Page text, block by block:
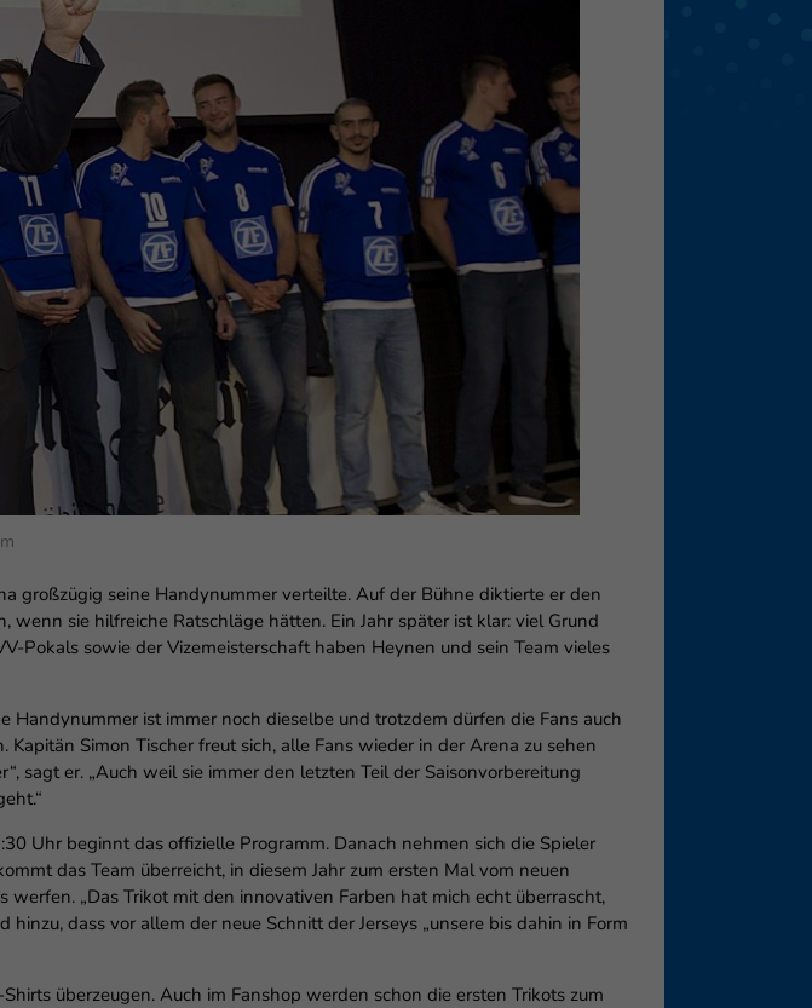
großzügig seine Handynummer verteilte. Auf der Bühne diktierte er den
sie hilfreiche Ratschläge hätten. Ein Jahr später ist klar: viel Grund
Pokals sowie der Vizemeisterschaft haben Heynen und sein Team vieles
ist immer noch dieselbe und trotzdem dürfen die Fans auch
Simon Tischer freut sich, alle Fans wieder in der Arena zu sehen
sagt er. „Auch weil sie immer den letzten Teil der Saisonvorbereitung
Uhr beginnt das offizielle Programm. Danach nehmen sich die Spieler
das Team überreicht, in diesem Jahr zum ersten Mal vom neuen
„Das Trikot mit den innovativen Farben hat mich echt überrascht,
dass vor allem der neue Schnitt der Jerseys „unsere bis dahin in Form
überzeugen. Auch im Fanshop werden schon die ersten Trikots zum
Funktionen und sind für die einwandfreie
anzeigen
Externe Medien
Plattformen werden standardmäßig
werden, bedarf der Zugriff auf
anzeigen
Datenschutzerklärung Impressum